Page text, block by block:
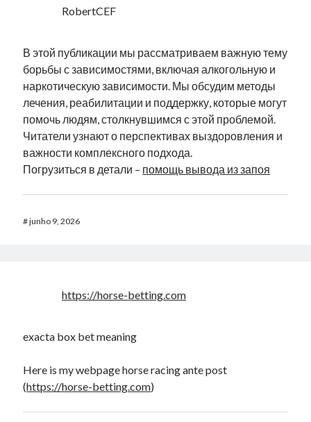
RobertCEF
В этой публикации мы рассматриваем важную тему
борьбы с зависимостями, включая алкогольную и
наркотическую зависимости. Мы обсудим методы
лечения, реабилитации и поддержку, которые могут
помочь людям, столкнувшимся с этой проблемой.
Читатели узнают о перспективах выздоровления и
важности комплексного подхода.
Погрузиться в детали – помощь вывода из запоя
#junho 9, 2026
https://horse-betting.com
exacta box bet meaning​
Here is my webpage horse racing ante post​
(https://horse-betting.com)